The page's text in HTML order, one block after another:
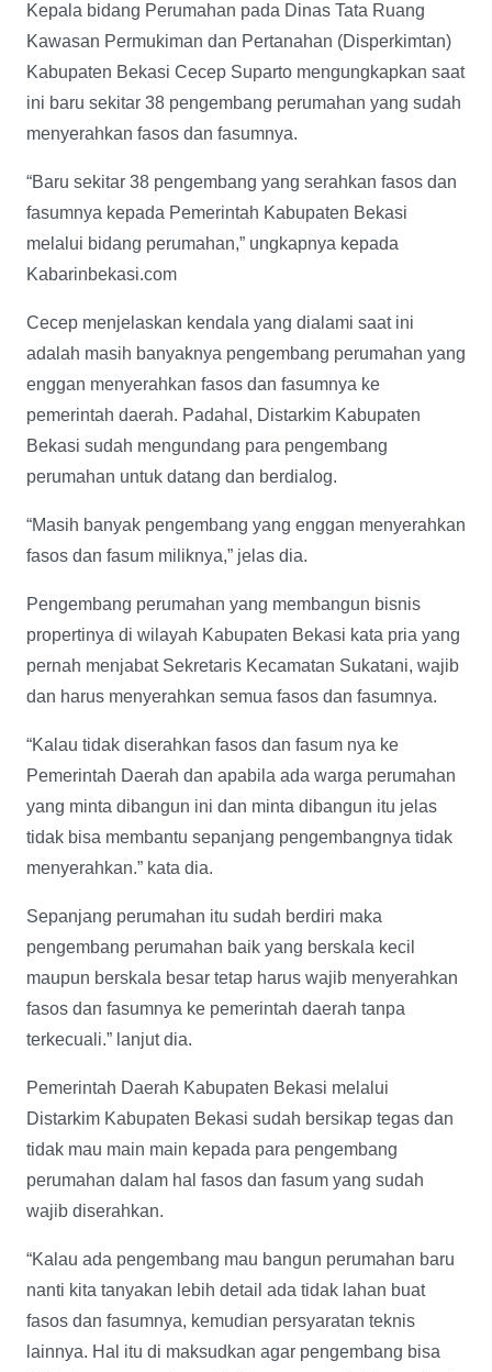
Kepala bidang Perumahan pada Dinas Tata Ruang
Kawasan Permukiman dan Pertanahan (Disperkimtan)
Kabupaten Bekasi Cecep Suparto mengungkapkan saat
ini baru sekitar 38 pengembang perumahan yang sudah
menyerahkan fasos dan fasumnya.
“Baru sekitar 38 pengembang yang serahkan fasos dan
fasumnya kepada Pemerintah Kabupaten Bekasi
melalui bidang perumahan,” ungkapnya kepada
Kabarinbekasi.com
Cecep menjelaskan kendala yang dialami saat ini
adalah masih banyaknya pengembang perumahan yang
enggan menyerahkan fasos dan fasumnya ke
pemerintah daerah. Padahal, Distarkim Kabupaten
Bekasi sudah mengundang para pengembang
perumahan untuk datang dan berdialog.
“Masih banyak pengembang yang enggan menyerahkan
fasos dan fasum miliknya,” jelas dia.
Pengembang perumahan yang membangun bisnis
propertinya di wilayah Kabupaten Bekasi kata pria yang
pernah menjabat Sekretaris Kecamatan Sukatani, wajib
dan harus menyerahkan semua fasos dan fasumnya.
“Kalau tidak diserahkan fasos dan fasum nya ke
Pemerintah Daerah dan apabila ada warga perumahan
yang minta dibangun ini dan minta dibangun itu jelas
tidak bisa membantu sepanjang pengembangnya tidak
menyerahkan.” kata dia.
Sepanjang perumahan itu sudah berdiri maka
pengembang perumahan baik yang berskala kecil
maupun berskala besar tetap harus wajib menyerahkan
fasos dan fasumnya ke pemerintah daerah tanpa
terkecuali.” lanjut dia.
Pemerintah Daerah Kabupaten Bekasi melalui
Distarkim Kabupaten Bekasi sudah bersikap tegas dan
tidak mau main main kepada para pengembang
perumahan dalam hal fasos dan fasum yang sudah
wajib diserahkan.
“Kalau ada pengembang mau bangun perumahan baru
nanti kita tanyakan lebih detail ada tidak lahan buat
fasos dan fasumnya, kemudian persyaratan teknis
lainnya. Hal itu di maksudkan agar pengembang bisa